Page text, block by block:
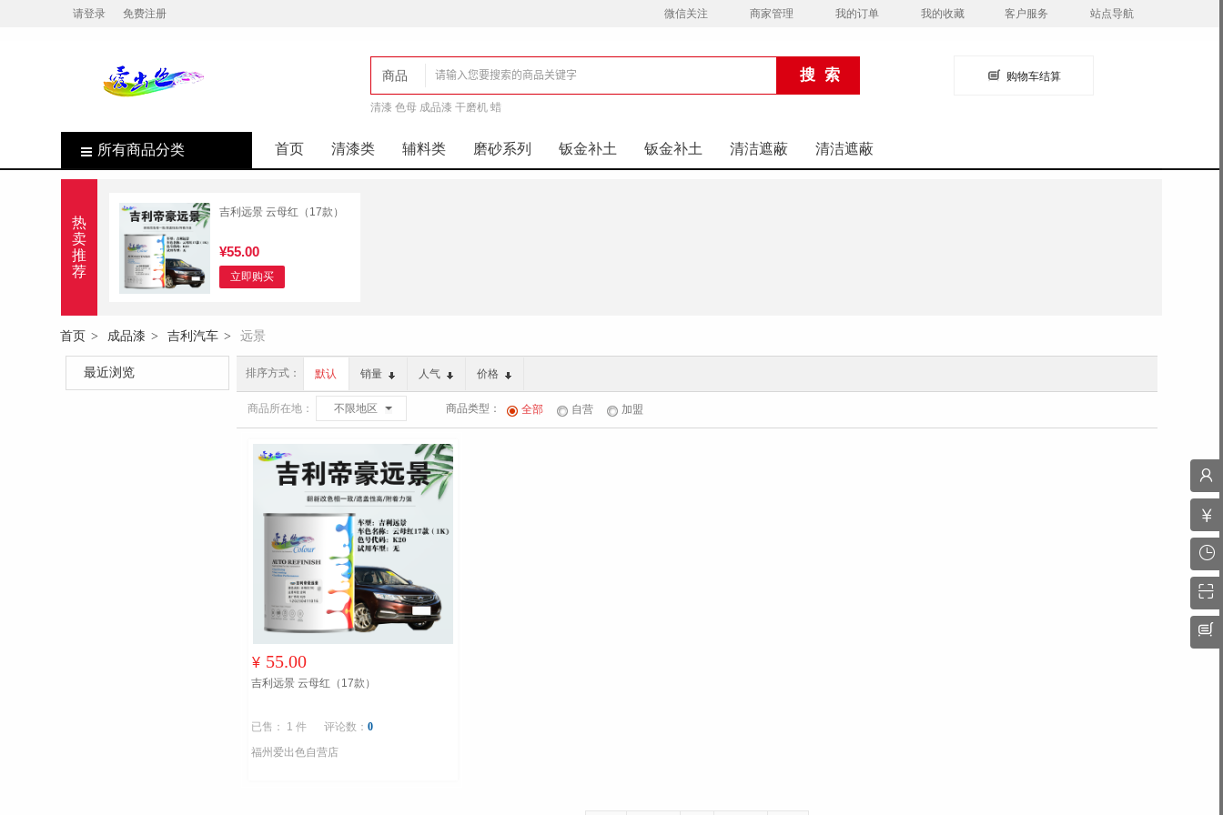
请登录 免费注册 微信关注 商家管理 我的订单 我的收藏 客户服务 站点导航
商品
店铺
清漆 色母 成品漆 干磨机 蜡
购物车结算
所有商品分类 首页 清漆类 辅料类 磨砂系列 钣金补土 钣金补土 清洁遮蔽 清洁遮蔽
热
卖
推
荐
吉利远景 云母红（17款）
¥55.00
立即购买
首页 > 成品漆 > 吉利汽车 > 远景
最近浏览 排序方式： 默认 销量 人气 价格
商品所在地： 不限地区 商品类型： 全部 自营 加盟
¥ 55.00
吉利远景 云母红（17款）
已售： 1 件 评论数： 0
福州爱出色自营店